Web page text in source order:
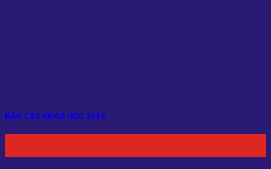
BÁO CÁO KHOA HỌC 2019